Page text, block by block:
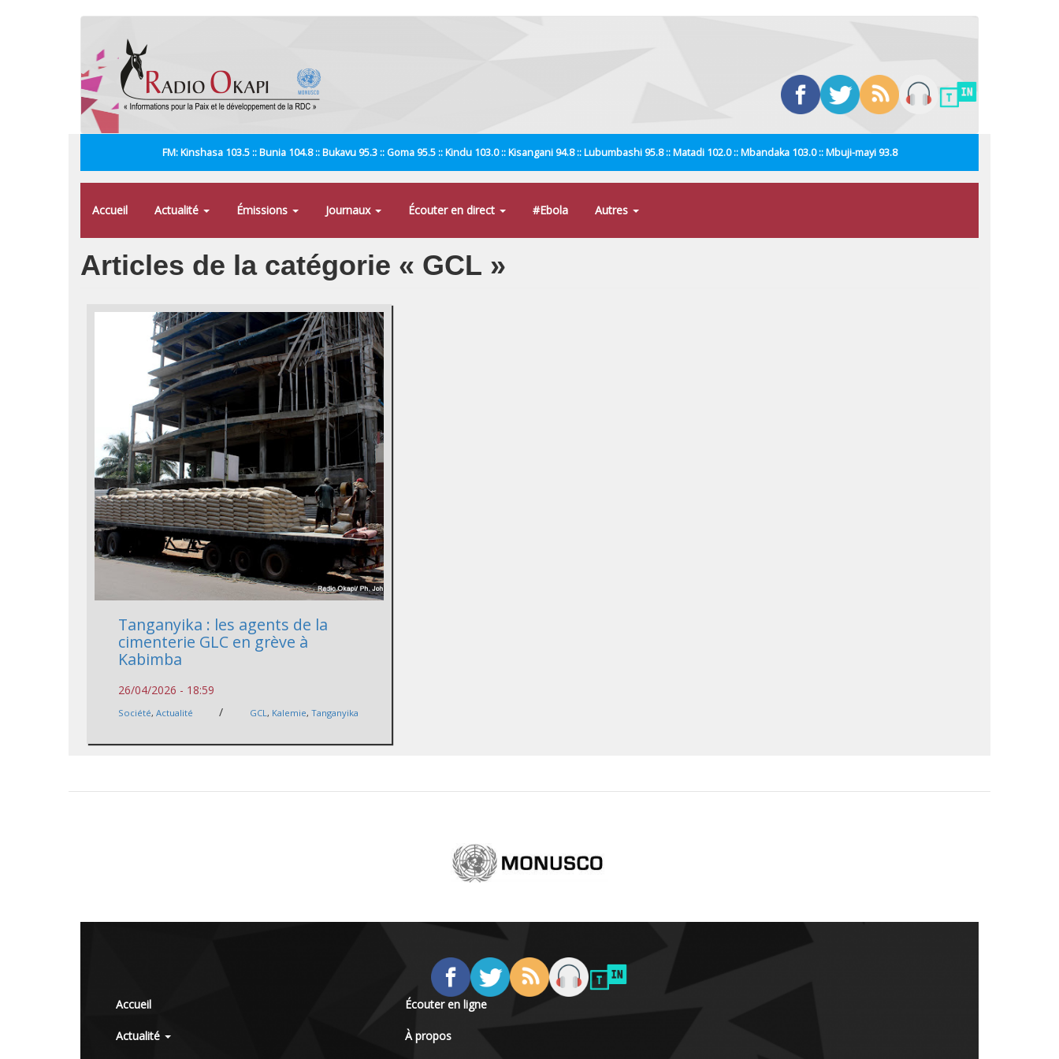
FM: Kinshasa 103.5 :: Bunia 104.8 :: Bukavu 95.3 :: Goma 95.5 :: Kindu 103.0 :: Kisangani 94.8 :: Lubumbashi 95.8 :: Matadi 102.0 :: Mbandaka 103.0 :: Mbuji-mayi 93.8
Accueil Actualité Émissions Journaux Écouter en direct #Ebola Autres
Articles de la catégorie « GCL »
Tanganyika : les agents de la
cimenterie GLC en grève à
Kabimba
26/04/2026 - 18:59
Société,Actualité / GCL, Kalemie,Tanganyika
Accueil
Actualité
Écouter en ligne
À propos